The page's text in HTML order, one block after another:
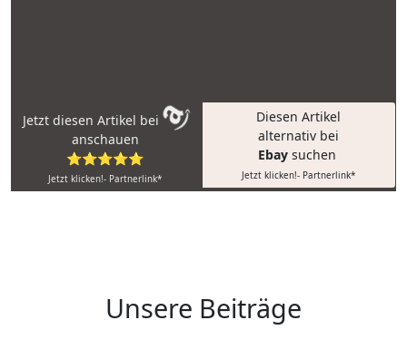
Jetzt diesen Artikel bei
anschauen
⭐⭐⭐⭐⭐
Jetzt klicken!- Partnerlink*
Diesen Artikel
alternativ bei
Ebay suchen
Jetzt klicken!- Partnerlink*
Unsere Beiträge